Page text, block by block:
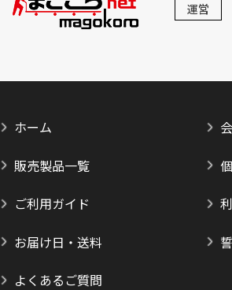
運営
ホーム
販売製品一覧
ご利用ガイド
お届け日・送料
よくあるご質問